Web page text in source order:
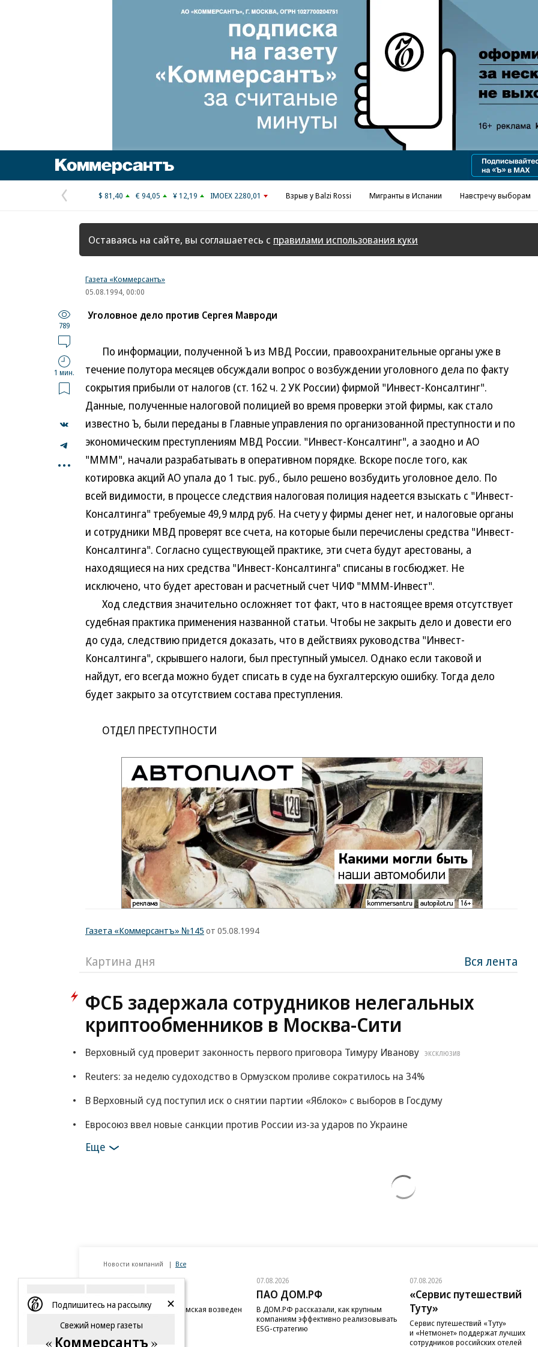
Предыдущая
страница
$ 81,40 € 94,05 ¥ 12,19 IMOEX 2280,01 Взрыв у Balzi Rossi Мигранты в Испании Навстречу выборам
Оставаясь на сайте, вы соглашаетесь с правилами использования куки
Газета «Коммерсантъ»
05.08.1994, 00:00
789
1 мин.
...
Уголовное дело против Сергея Мавроди
По информации, полученной Ъ из МВД России, правоохранительные органы уже в
течение полутора месяцев обсуждали вопрос о возбуждении уголовного дела по факту
сокрытия прибыли от налогов (ст. 162 ч. 2 УК России) фирмой "Инвест-Консалтинг".
Данные, полученные налоговой полицией во время проверки этой фирмы, как стало
известно Ъ, были переданы в Главные управления по организованной преступности и по
экономическим преступлениям МВД России. "Инвест-Консалтинг", а заодно и АО
"МММ", начали разрабатывать в оперативном порядке. Вскоре после того, как
котировка акций АО упала до 1 тыс. руб., было решено возбудить уголовное дело. По
всей видимости, в процессе следствия налоговая полиция надеется взыскать с "Инвест-
Консалтинга" требуемые 49,9 млрд руб. На счету у фирмы денег нет, и налоговые органы
и сотрудники МВД проверят все счета, на которые были перечислены средства "Инвест-
Консалтинга". Согласно существующей практике, эти счета будут арестованы, а
находящиеся на них средства "Инвест-Консалтинга" списаны в госбюджет. Не
исключено, что будет арестован и расчетный счет ЧИФ "МММ-Инвест".
Ход следствия значительно осложняет тот факт, что в настоящее время отсутствует
судебная практика применения названной статьи. Чтобы не закрыть дело и довести его
до суда, следствию придется доказать, что в действиях руководства "Инвест-
Консалтинга", скрывшего налоги, был преступный умысел. Однако если таковой и
найдут, его всегда можно будет списать в суде на бухгалтерскую ошибку. Тогда дело
будет закрыто за отсутствием состава преступления.
ОТДЕЛ ПРЕСТУПНОСТИ
Газета «Коммерсантъ» №145 от 05.08.1994
Картина дня Вся лента
ФСБ задержала сотрудников нелегальных
криптообменников в Москва-Сити
Верховный суд проверит законность первого приговора Тимуру Иванову ЭКСКЛЮЗИВ
Reuters: за неделю судоходство в Ормузском проливе сократилось на 34%
В Верховный суд поступил иск о снятии партии «Яблоко» с выборов в Госдуму
Евросоюз ввел новые санкции против России из-за ударов по Украине
Еще
Новости компаний Все
07.08.2026
Бизнес-центр STONE Римская возведен
07.08.2026
ПАО ДОМ.РФ
В ДОМ.РФ рассказали, как крупным
компаниям эффективно реализовывать
ESG-стратегию
07.08.2026
«Сервис путешествий
Туту»
Сервис путешествий «Туту»
и «Нетмонет» поддержат лучших
сотрудников российских отелей
Подпишитесь на рассылку
Свежий номер газеты
Коммерсантъ